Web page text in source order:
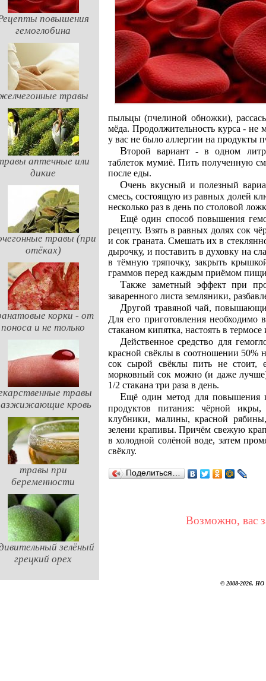
повышения
гемоглобина
травы
аптечные или
дикие
травы (при
отёках)
корки - от
поноса и не только
травы
кровь
травы при
беременности
зелёный
грецкий орех
пыльцы (пчелиной обножки),
мёда. Продолжительность курса - не
у вас не было аллергии на продукты
Второй вариант - в одном литре натурального виноградного сока растворить 20
таблеток мумиё. Пить полученную
после еды.
Очень вкусный и полезный вариант средства повышения гемоглобина - приготовить
смесь, состоящую из равных долей
несколько раз в день по столовой
Ещё один способ повышения гемоглобина - приготовить смесь соков по следующему
рецепту. Взять в равных долях сок
и сок граната. Смешать их в
дырочку, и поставить в духовку на
в тёмную тряпочку, закрыть
граммов перед каждым приёмом пищи
Также заметный эффект при проблемах с анемией даёт употребление вместо чая
заваренного листа земляники,
Другой травяной чай, повышающий гемоглобин, состоит из сухих плодов шиповника.
Для его приготовления
стаканом кипятка, настоять в
Действенное средство для гемоглобина - употребление смеси сока моркови и сырой
красной свёклы в соотношении 50%
сок сырой свёклы пить не стоит,
морковный сок можно (и даже
1/2 стакана три раза в день.
Ещё один метод для повышения гемоглобина крови - использование специфических
продуктов питания: чёрной
клубники, малины, красной
зелени крапивы. Причём свежую
в холодной солёной воде, затем
свёклу.
Поделиться…
Возможно, вас
© 2008-2026,